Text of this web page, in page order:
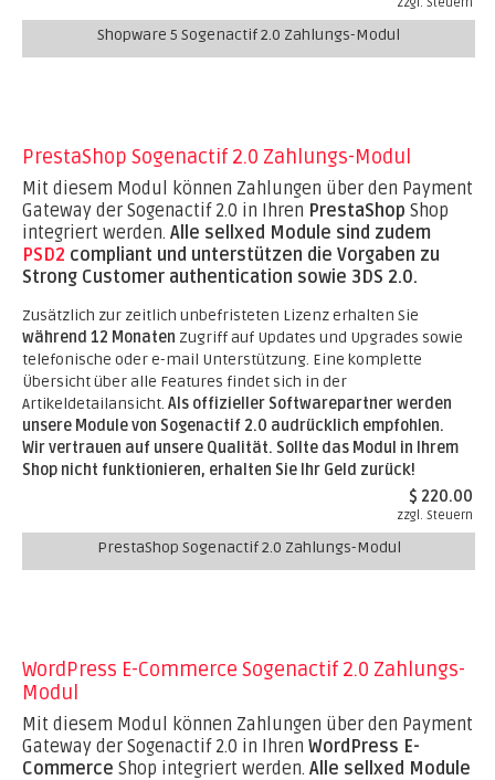
Shopware 5 Sogenactif 2.0 Zahlungs-Modul
PrestaShop Sogenactif 2.0 Zahlungs-Modul
Mit diesem Modul können Zahlungen über den Payment
Gateway der Sogenactif 2.0 in Ihren PrestaShop Shop
integriert werden. Alle sellxed Module sind zudem
PSD2 compliant und unterstützen die Vorgaben zu
Strong Customer authentication sowie 3DS 2.0.
Zusätzlich zur zeitlich unbefristeten Lizenz erhalten Sie
während 12 Monaten Zugriff auf Updates und Upgrades sowie
telefonische oder e-mail Unterstützung. Eine komplette
Übersicht über alle Features findet sich in der
Artikeldetailansicht. Als offizieller Softwarepartner werden
unsere Module von Sogenactif 2.0 audrücklich empfohlen.
Wir vertrauen auf unsere Qualität. Sollte das Modul in Ihrem
Shop nicht funktionieren, erhalten Sie Ihr Geld zurück!
$ 220.00
zzgl. Steuern
PrestaShop Sogenactif 2.0 Zahlungs-Modul
WordPress E-Commerce Sogenactif 2.0 Zahlungs-
Modul
Mit diesem Modul können Zahlungen über den Payment
Gateway der Sogenactif 2.0 in Ihren WordPress E-
Commerce Shop integriert werden. Alle sellxed Module